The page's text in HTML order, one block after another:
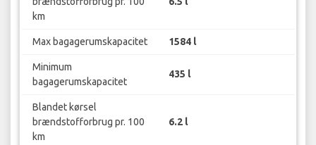
km
Max bagagerumskapacitet 1584 l
Minimum
bagagerumskapacitet
435 l
Blandet kørsel
brændstofforbrug pr. 100
km
6.2 l